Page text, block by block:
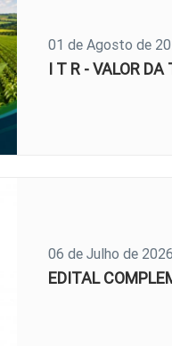
01 de Agosto de
I T R - VALOR
06 de Julho de 2026
EDITAL